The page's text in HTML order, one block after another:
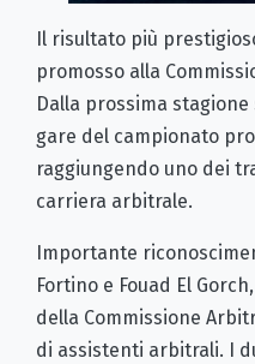
Il risultato più
promosso alla
Dalla prossima
gare del campionato
raggiungendo uno dei
carriera arbitrale.
Importante
Fortino e Fouad El
della Commissione
di assistenti arbitrali. I